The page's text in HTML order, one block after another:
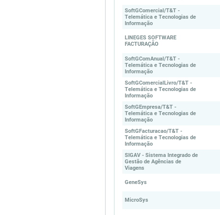
SoftGComercial/T&T -
Telemática e Tecnologias de
Informação
LINEGES SOFTWARE
FACTURAÇÃO
SoftGComAnual/T&T -
Telemática e Tecnologias de
Informação
SoftGComercialLivro/T&T -
Telemática e Tecnologias de
Informação
SoftGEmpresa/T&T -
Telemática e Tecnologias de
Informação
SoftGFacturacao/T&T -
Telemática e Tecnologias de
Informação
SIGAV - Sistema Integrado de
Gestão de Agências de
Viagens
GeneSys
MicroSys